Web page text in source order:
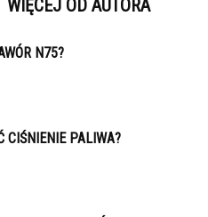
WIĘCEJ OD AUTORA
N75?
CIŚNIENIE PALIWA?